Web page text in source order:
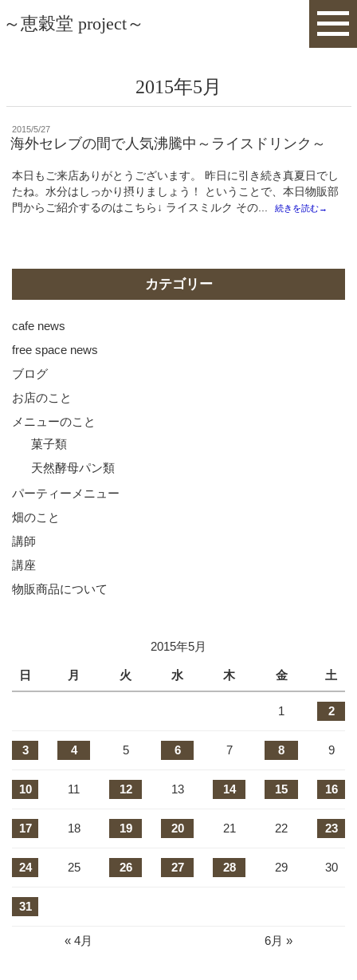
～恵穀堂 project～
2015年5月
投
稿
日:
2015/5/27
海外セレブの間で人気沸騰中～ライスドリンク～
本日もご来店ありがとうございます。 昨日に引き続き真夏日でし
たね。水分はしっかり摂りましょう！ ということで、本日物販部
門からご紹介するのはこちら↓ ライスミルク その...
続きを読む→
カテゴリー
cafe news
free space news
ブログ
お店のこと
メニューのこと
菓子類
天然酵母パン類
パーティーメニュー
畑のこと
講師
講座
物販商品について
2015年5月
日 月 火 水 木 金 土
1 2
3 4 5 6 7 8 9
10 11 12 13 14 15 16
17 18 19 20 21 22 23
24 25 26 27 28 29 30
31
« 4月 6月 »